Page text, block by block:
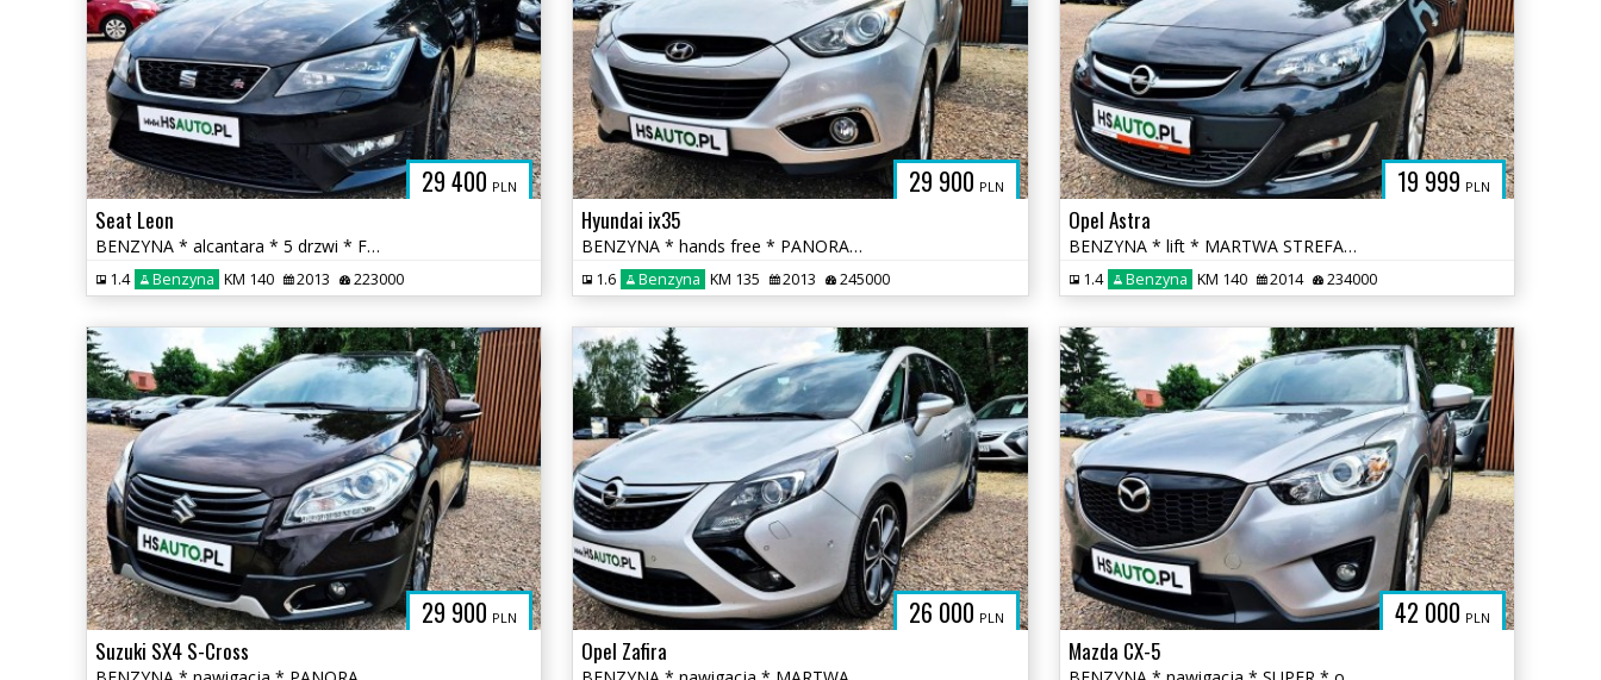
29 400 PLN
Seat Leon
BENZYNA * alcantara * 5 drzwi * FR * nawigacja * SUPER * OKAZJA
1.4 Benzyna KM 140 2013 223000
29 900 PLN
Hyundai ix35
BENZYNA * hands free * PANORAMA * super * OKAZJA * polecamy
1.6 Benzyna KM 135 2013 245000
19 999 PLN
Opel Astra
BENZYNA * lift * MARTWA STREFA * KAMERA * nawigacja * super * okazja
1.4 Benzyna KM 140 2014 234000
29 900 PLN
Suzuki SX4 S-Cross
26 000 PLN
Opel Zafira
42 000 PLN
Mazda CX-5